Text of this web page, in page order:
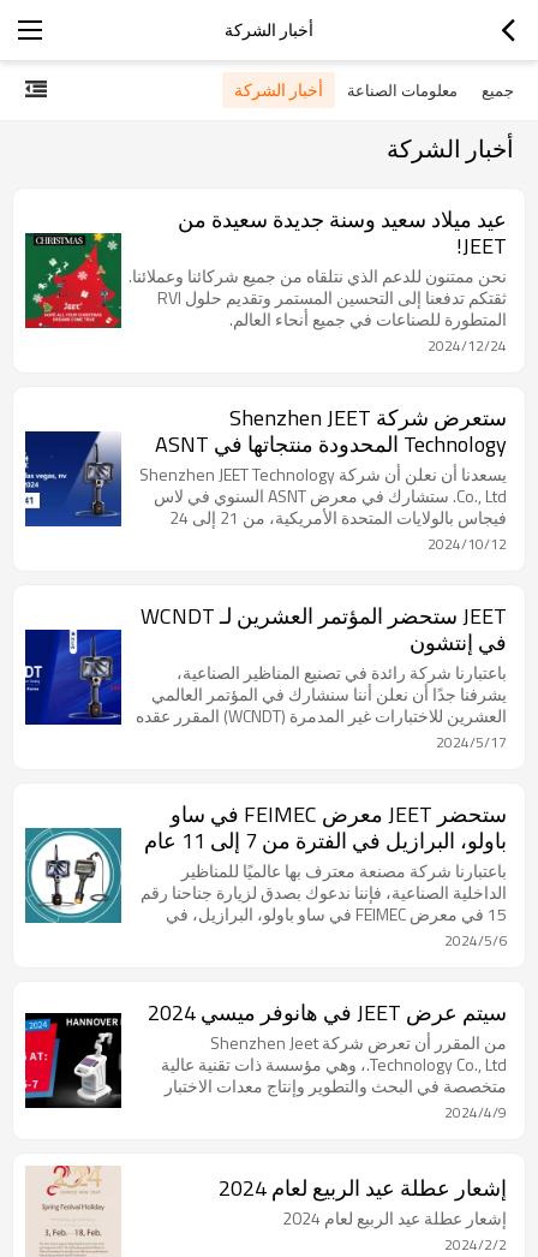
أخبار الشركة
جميع معلومات الصناعة أخبار الشركة
أخبار الشركة
عيد ميلاد سعيد وسنة جديدة سعيدة من
JEET!
نحن ممتنون للدعم الذي نتلقاه من جميع شركائنا وعملائنا.
ثقتكم تدفعنا إلى التحسين المستمر وتقديم حلول RVI
المتطورة للصناعات في جميع أنحاء العالم.
2024/12/24
ستعرض شركة Shenzhen JEET
Technology المحدودة منتجاتها في ASNT
2024 في الولايات المتحدة - انضم إلينا في
هذا الحدث المرموق!
يسعدنا أن نعلن أن شركة Shenzhen JEET Technology
Co., Ltd. ستشارك في معرض ASNT السنوي في لاس
فيجاس بالولايات المتحدة الأمريكية، من 21 إلى 24
لعرض أحدث التقنيات والمنتجات المبتكرة.
2024/10/12
JEET ستحضر المؤتمر العشرين لـ WCNDT
في إنتشون
باعتبارنا شركة رائدة في تصنيع المناظير الصناعية،
يشرفنا جدًا أن نعلن أننا سنشارك في المؤتمر العالمي
العشرين للاختبارات غير المدمرة (WCNDT) المقرر عقده
2024/5/17
ستحضر JEET معرض FEIMEC في ساو
باولو، البرازيل في الفترة من 7 إلى 11 عام
2024
باعتبارنا شركة مصنعة معترف بها عالميًا للمناظير
الداخلية الصناعية، فإننا ندعوك بصدق لزيارة جناحنا رقم
15 في معرض FEIMEC في ساو باولو، البرازيل، في
2024/5/6
سيتم عرض JEET في هانوفر ميسي 2024
من المقرر أن تعرض شركة Shenzhen Jeet
Technology Co., Ltd.، وهي مؤسسة ذات تقنية عالية
متخصصة في البحث والتطوير وإنتاج معدات الاختبار
2024/4/9
إشعار عطلة عيد الربيع لعام 2024
إشعار عطلة عيد الربيع لعام 2024
2024/2/2